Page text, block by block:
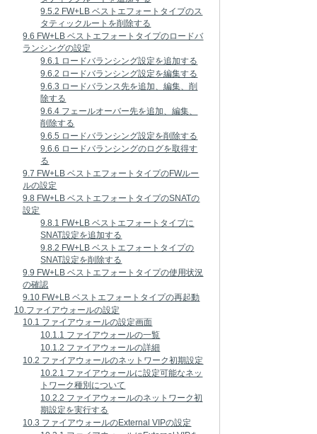
9.5.2 FW+LB ベストエフォートタイプのス
タティックルートを削除する
9.6 FW+LB ベストエフォートタイプのロードバ
ランシングの設定
9.6.1 ロードバランシング設定を追加する
9.6.2 ロードバランシング設定を編集する
9.6.3 ロードバランス先を追加、編集、削
除する
9.6.4 フェールオーバー先を追加、編集、
削除する
9.6.5 ロードバランシング設定を削除する
9.6.6 ロードバランシングのログを取得す
る
9.7 FW+LB ベストエフォートタイプのFWルー
ルの設定
9.8 FW+LB ベストエフォートタイプのSNATの
設定
9.8.1 FW+LB ベストエフォートタイプに
SNAT設定を追加する
9.8.2 FW+LB ベストエフォートタイプの
SNAT設定を削除する
9.9 FW+LB ベストエフォートタイプの使用状況
の確認
9.10 FW+LB ベストエフォートタイプの再起動
10.ファイアウォールの設定
10.1 ファイアウォールの設定画面
10.1.1 ファイアウォールの一覧
10.1.2 ファイアウォールの詳細
10.2 ファイアウォールのネットワーク初期設定
10.2.1 ファイアウォールに設定可能なネッ
トワーク種別について
10.2.2 ファイアウォールのネットワーク初
期設定を実行する
10.3 ファイアウォールのExternal VIPの設定